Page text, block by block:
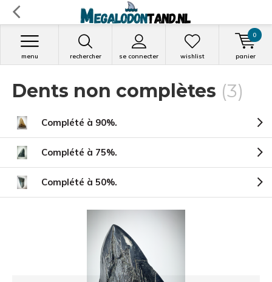
rechercher se connecter
menu wishlist panier
0
Dents non complètes (3)
Complété à 90%.
Complété à 75%.
Complété à 50%.